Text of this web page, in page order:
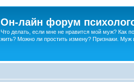
Он-лайн форум
Что делать, если мне не нравится мой муж? Как
жить? Можно ли простить измену? Признаки. Муж